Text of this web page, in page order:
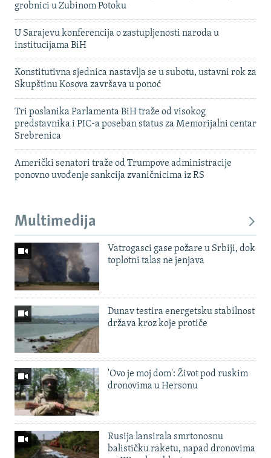
grobnici u Zubinom Potoku
U Sarajevu konferencija o zastupljenosti naroda u
institucijama BiH
Konstitutivna sjednica nastavlja se u subotu, ustavni rok za
Skupštinu Kosova završava u ponoć
Tri poslanika Parlamenta BiH traže od visokog
predstavnika i PIC-a poseban status za Memorijalni centar
Srebrenica
Američki senatori traže od Trumpove administracije
ponovno uvođenje sankcija zvaničnicima iz RS
Multimedija
Vatrogasci gase požare u Srbiji, dok
toplotni talas ne jenjava
Dunav testira energetsku stabilnost
država kroz koje protiče
'Ovo je moj dom': Život pod ruskim
dronovima u Hersonu
Rusija lansirala smrtonosnu
balističku raketu, napad dronovima